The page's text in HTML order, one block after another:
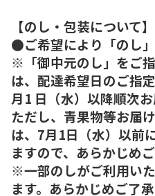
【のし・包装について】
●ご希望により「のし」
※「御中元のし」をご
は、配達希望日のご指
月1 日（水）以降順次お
ただし、青果物等お届
は、7月1日（水）以前
ますので、あらかじめ
※一部のしがご利用い
ます。あらかじめご了承